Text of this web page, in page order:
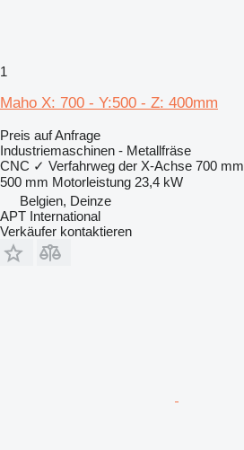
1
Maho X: 700 - Y:500 - Z: 400mm
Preis auf Anfrage
Industriemaschinen - Metallfräse
CNC ✓ Verfahrweg der X-Achse 700 mm
500 mm Motorleistung 23,4 kW
Belgien, Deinze
APT International
Verkäufer kontaktieren